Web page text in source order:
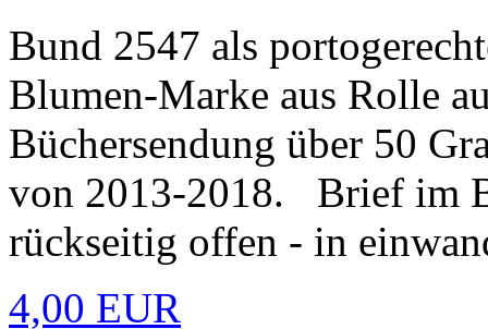
Bund 2547 als
Blumen-Marke aus Rolle
Büchersendung über 50
von 2013-2018. Brief im
rückseitig offen - in
4,00 EUR